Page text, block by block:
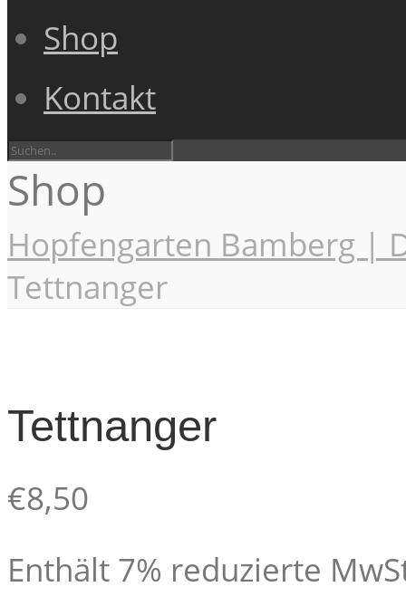
Shop
Kontakt
Shop
Hopfengarten Bamberg |
Tettnanger
Tettnanger
€8,50
Enthält 7% reduzierte